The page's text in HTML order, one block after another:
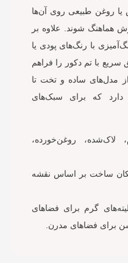
روغن طبیعی روی آن‌ها
هماهنگ شوند. علاوه بر
با رنگ‌های پودی یا
سریع با تم دکور را فراهم
از مدل‌های ساده و تخت تا
دارد که برای سبک‌های
لاک‌شده، روغن‌خورده،
ساخت بر اساس نقشه
گرم برای فضاهای
برای فضاهای مدرن.